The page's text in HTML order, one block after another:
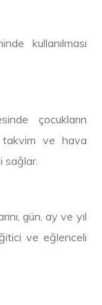
kullanılması
çocukların
takvim ve hava
sağlar.
gün, ay ve yıl
ve eğlenceli